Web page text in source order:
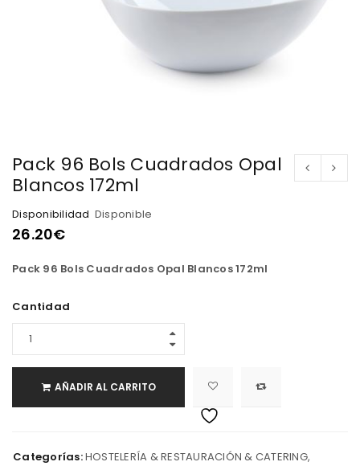
Pack 96 Bols Cuadrados Opal
Blancos 172ml
Disponibilidad Disponible
26.20€
Pack 96 Bols Cuadrados Opal Blancos 172ml
Cantidad
AÑADIR AL CARRITO
Categorías:HOSTELERÍA & RESTAURACIÓN & CATERING,